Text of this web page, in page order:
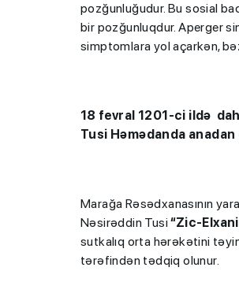
pozğunluğudur. Bu sosial
bir pozğunluqdur. Aperger
simptomlara yol açarkən,
18 fevral 1201-ci ildə
Tusi Həmədanda anadan
Marağa Rəsədxanasının
Nəsirəddin Tusi“Zic-
sutkalıq orta hərəkətini
tərəfindən tədqiq olunur.